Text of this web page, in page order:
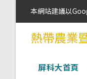
本網站建議以
熱帶農業
屏科大首頁